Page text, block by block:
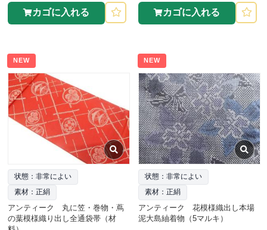
カゴに入れる カゴに入れる
NEW
状態：非常によい
素材：正絹
アンティーク 丸に笠・巻物・蔦
の葉模様織り出し全通袋帯（材
NEW
状態：非常によい
素材：正絹
アンティーク 花模様織出し本場
泥大島紬着物（5マルキ）